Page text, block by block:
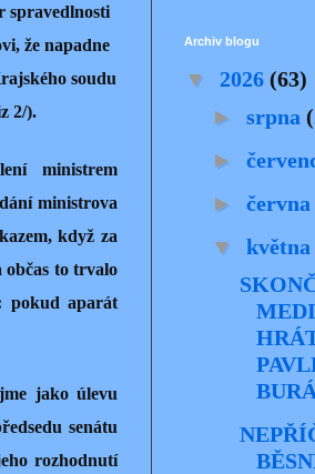
spravedlnosti
že napadne
soudu
2/).
ministrem
ministrova
když za
to trvalo
pokud aparát
jako úlevu
senátu
rozhodnutí
Archiv blogu
▼ 2026 (63)
► srpna
►
► června
▼ května